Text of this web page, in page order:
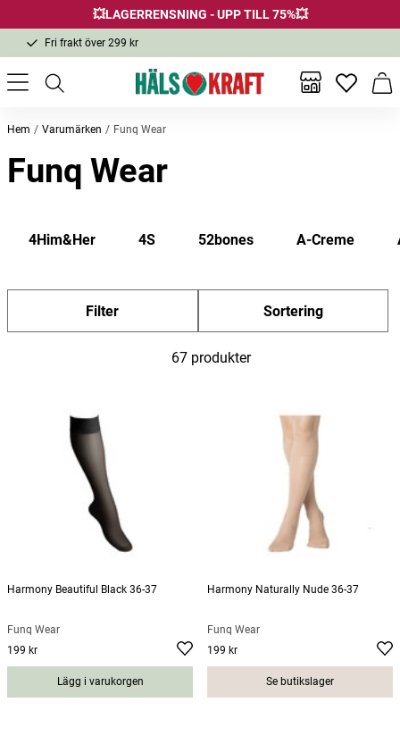
💥LAGERRENSNING - UPP TILL 75%💥
Fri frakt över 299 kr
1-3 dagars leverans
Samma pris i butik & online
Fri frakt över 299 kr
Inga
Hem Varumärken Funq Wear
Funq Wear
4Him&Her 4S 52bones A-Creme
Filter Sortering
67 produkter
Harmony Beautiful Black 36-37
Funq Wear
Pris:
199 kr
Lägg i varukorgen
Harmony Naturally Nude 36-37
Funq Wear
Pris:
199 kr
Se butikslager